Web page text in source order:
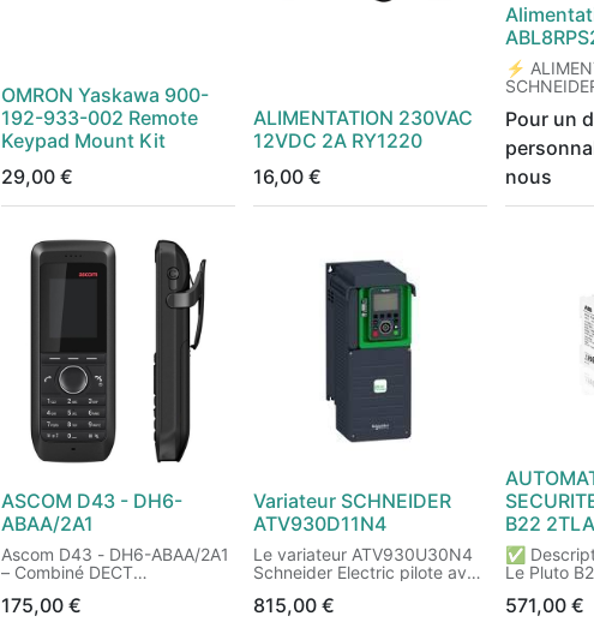
OMRON Yaskawa 900-
192-933-002 Remote
Keypad Mount Kit
29,00 €
ALIMENTATION 230VAC
12VDC 2A RY1220
16,00 €
⚡
Fiabilité
| Plage
100–500V
24V DC –
fiable et
partie de
Schneider
reconnue
sa
DIN, elle
armoire
installation
La plage
permet
Pour un
nous
ASCOM D43 - DH6-
ABAA/2A1
Ascom D43 - DH6-ABAA/2A1
– Combiné DECT
large bande
175,00 €
Variateur SCHNEIDER
ATV930D11N4
Le variateur ATV930U30N4
Schneider Electric pilote avec
asynchrones et synchrones
815,00 €
B22
✅
Le Pluto
compact
571,00 €